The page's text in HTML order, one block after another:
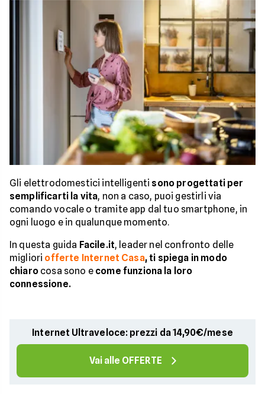
Gli elettrodomestici intelligenti sono progettati per
semplificarti la vita, non a caso, puoi gestirli via
comando vocale o tramite app dal tuo smartphone, in
ogni luogo e in qualunque momento.
In questa guida Facile.it, leader nel confronto delle
migliori offerte Internet Casa, ti spiega in modo
chiarocosa sono e come funziona la loro
connessione.
Internet Ultraveloce: prezzi da 14,90€/mese
Vai alle OFFERTE